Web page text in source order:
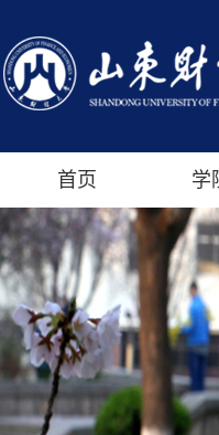
首页 学